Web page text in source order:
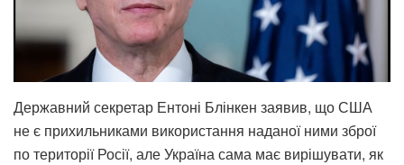
Державний секретар Ентоні Блінкен заявив, що США
не є прихильниками використання наданої ними зброї
по території Росії, але Україна сама має вирішувати, як